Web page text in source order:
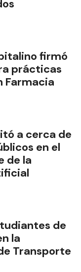
firmó
prácticas
Farmacia
a cerca de
en el
de la
de
la
Transporte